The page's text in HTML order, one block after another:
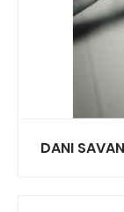
DANI